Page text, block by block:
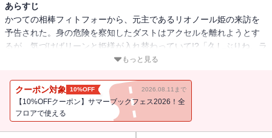
あらすじ
かつての相棒フィトフォーから、元主であるリオノール姫の来訪を
予告された。身の危険を察知したダストはアクセルを離れようとす
るが、気づけばリーンと姫様が入れ替わっていて!?「久しぶりね、ラ
イン・シェイカー。しばらく冒険者として暮らすことにしたから、
スト。一方、リオノールの身代わりとして城に捉えられたリーン
は、遂にダストの過去を知る事となって――。果たして、王国随一
の天才と謳われたドラゴンナイトが国を追われた理由とは？ 駆け
もっと見る
クーポン対象 10%OFF 2026.08.11まで
【10%OFFクーポン】サマーブックフェス2026！全
フロアで使える